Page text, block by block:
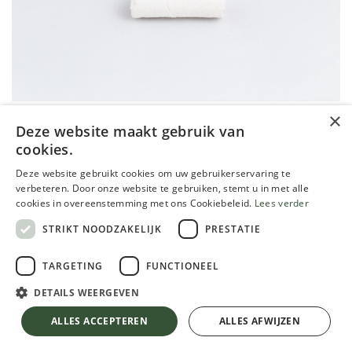
Sphinx microweefsel lakrol, 11cm
breed, diam 40mm
6,77€
×
Deze website maakt gebruik van
cookies.
Deze website gebruikt cookies om uw gebruikerservaring te
verbeteren. Door onze website te gebruiken, stemt u in met alle
cookies in overeenstemming met ons Cookiebeleid. Lees verder
STRIKT NOODZAKELIJK
PRESTATIE
TARGETING FUNCTIONEEL
DETAILS WEERGEVEN
ALLES ACCEPTEREN ALLES AFWIJZEN